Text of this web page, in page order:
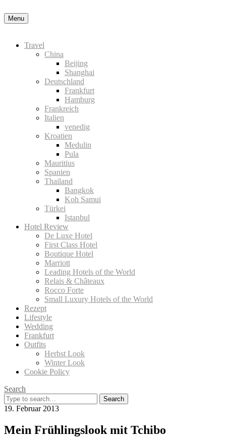
Menu
Travel
China
Beijing
Shanghai
Deutschland
Frankfurt
Hamburg
Frankreich
Italien
venedig
Kroatien
Medulin
Pula
Mauritius
Spanien
Thailand
Bangkok
Koh Samui
Türkei
Istanbul
Hotel Review
De Luxe Hotel
First Class Hotel
Boutique Hotel
Marriott
Leading Hotels of the World
Relais & Châteaux
Rocco Forte
Small Luxury Hotels of the World
Rezept
Lifestyle
Wedding
Frankfurt
Outfits
Herbst Look
Winter Look
Cookie Policy
Search
Search
for:
19. Februar 2013
Mein Frühlingslook mit Tchibo
Nähere Information zu den Cookies in der Datenschutzerklärung